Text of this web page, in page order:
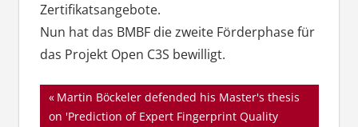
Zertifikatsangebote.
Nun hat das BMBF die zweite Förderphase für
das Projekt Open C3S bewilligt.
Beitragsnavigation
Vorheriger
Beitrag:
Martin Böckeler defended his Master's thesis
on 'Prediction of Expert Fingerprint Quality